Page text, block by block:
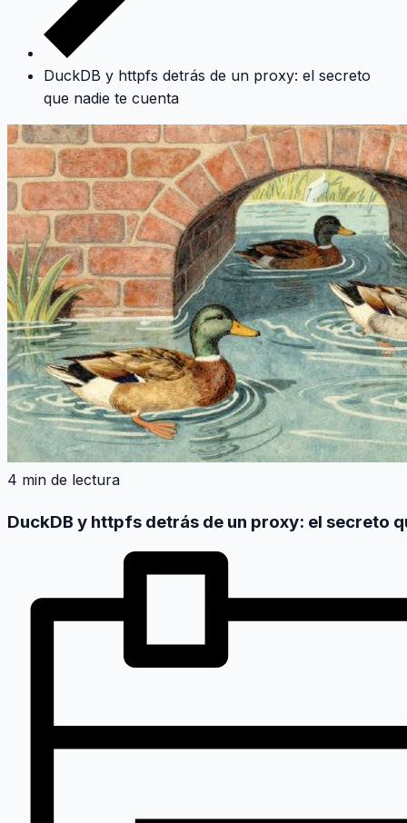
DuckDB y httpfs detrás de un proxy: el secreto
que nadie te cuenta
4 min de lectura
DuckDB y httpfs detrás de un proxy: el secreto